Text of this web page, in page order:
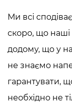
Ми всі
скоро, що наші
додому, що у
не знаємо
гарантувати,
необхідно не